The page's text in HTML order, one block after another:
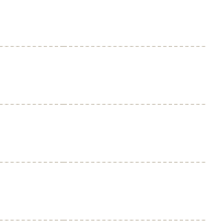
ひき肉
アスパラガス